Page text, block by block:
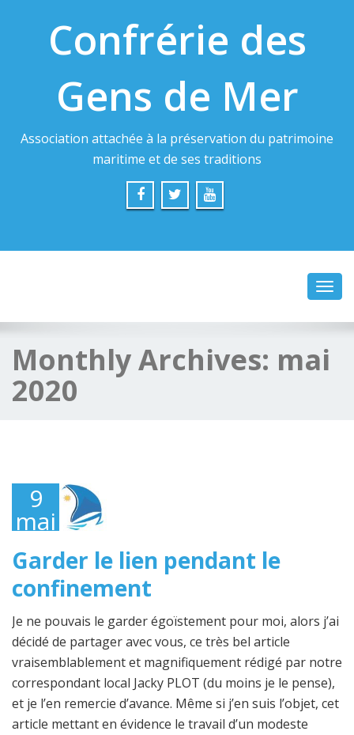
Confrérie des
Gens de Mer
Association attachée à la préservation du patrimoine
maritime et de ses traditions
Monthly Archives: mai
2020
9
mai
2020
Garder le lien pendant le
confinement
Je ne pouvais le garder égoïstement pour moi, alors j’ai
décidé de partager avec vous, ce très bel article
vraisemblablement et magnifiquement rédigé par notre
correspondant local Jacky PLOT (du moins je le pense),
et je l’en remercie d’avance. Même si j’en suis l’objet, cet
article mettant en évidence le travail d’un modeste